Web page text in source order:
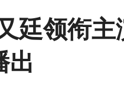
廷领衔
出